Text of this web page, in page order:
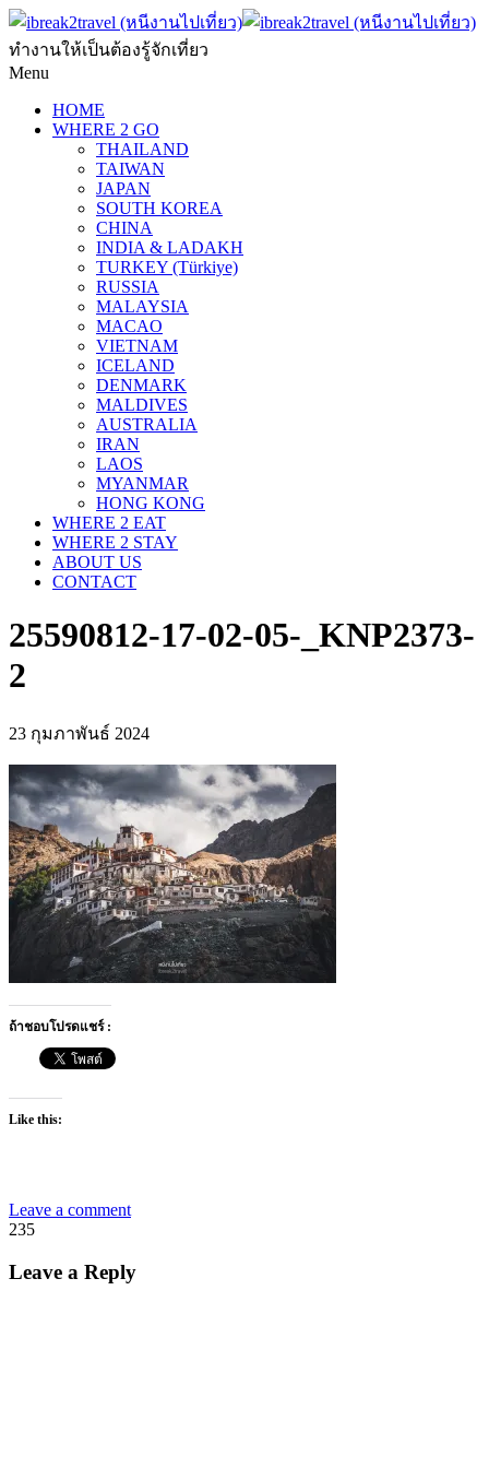
ทำงานให้เป็นต้องรู้จักเที่ยว
Menu
HOME
WHERE 2 GO
THAILAND
TAIWAN
JAPAN
SOUTH KOREA
CHINA
INDIA & LADAKH
TURKEY (Türkiye)
RUSSIA
MALAYSIA
MACAO
VIETNAM
ICELAND
DENMARK
MALDIVES
AUSTRALIA
IRAN
LAOS
MYANMAR
HONG KONG
WHERE 2 EAT
WHERE 2 STAY
ABOUT US
CONTACT
25590812-17-02-05-_KNP2373-
2
23 กุมภาพันธ์ 2024
ถ้าชอบโปรดแชร์ :
Like this:
Leave a comment
235
Leave a Reply